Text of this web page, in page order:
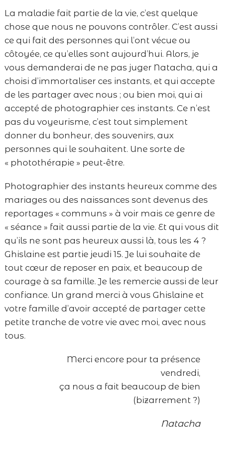
La maladie fait partie de la vie, c’est quelque
chose que nous ne pouvons contrôler. C’est aussi
ce qui fait des personnes qui l’ont vécue ou
côtoyée, ce qu’elles sont aujourd’hui. Alors, je
vous demanderai de ne pas juger Natacha, qui a
choisi d’immortaliser ces instants, et qui accepte
de les partager avec nous ; ou bien moi, qui ai
accepté de photographier ces instants. Ce n’est
pas du voyeurisme, c’est tout simplement
donner du bonheur, des souvenirs, aux
personnes qui le souhaitent. Une sorte de
« photothérapie » peut-être.
Photographier des instants heureux comme des
mariages ou des naissances sont devenus des
reportages « communs » à voir mais ce genre de
« séance » fait aussi partie de la vie. Et qui vous dit
qu’ils ne sont pas heureux aussi là, tous les 4 ?
Ghislaine est partie jeudi 15. Je lui souhaite de
tout cœur de reposer en paix, et beaucoup de
courage à sa famille. Je les remercie aussi de leur
confiance. Un grand merci à vous Ghislaine et
votre famille d’avoir accepté de partager cette
petite tranche de votre vie avec moi, avec nous
tous.
Merci encore pour ta présence
vendredi,
ça nous a fait beaucoup de bien
(bizarrement ?)
Natacha